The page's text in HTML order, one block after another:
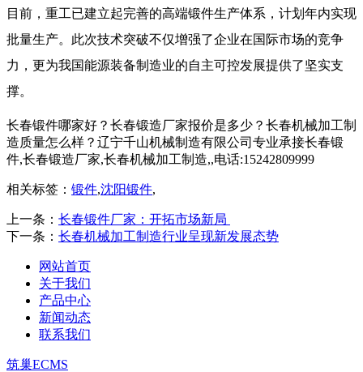
目前，重工已建立起完善的高端锻件生产体系，计划年内实现
批量生产。此次技术突破不仅增强了企业在国际市场的竞争
力，更为我国能源装备制造业的自主可控发展提供了坚实支
撑。
长春锻件哪家好？长春锻造厂家报价是多少？长春机械加工制
造质量怎么样？辽宁千山机械制造有限公司专业承接长春锻
件,长春锻造厂家,长春机械加工制造,,电话:15242809999
相关标签： 锻件,沈阳锻件,
上一条： 长春锻件厂家：开拓市场新局​ ​
下一条： 长春机械加工制造行业呈现新发展态势​
网站首页
关于我们
产品中心
新闻动态
联系我们
筑巢ECMS